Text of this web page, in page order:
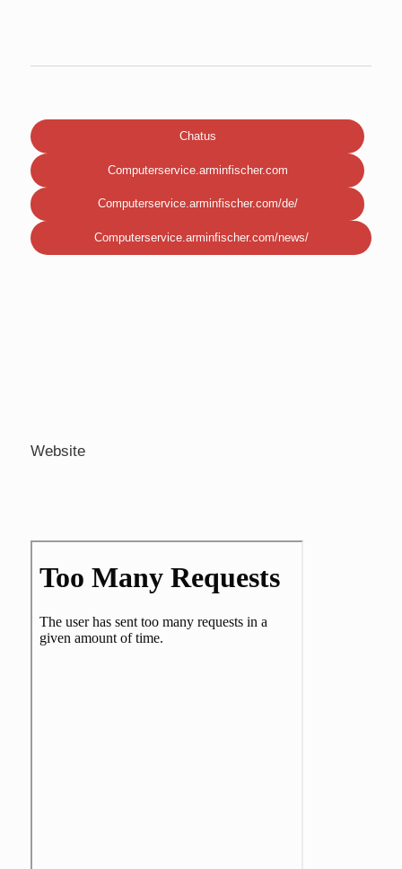
Chatus
Computerservice.arminfischer.com
Computerservice.arminfischer.com/de/
Computerservice.arminfischer.com/news/
Website